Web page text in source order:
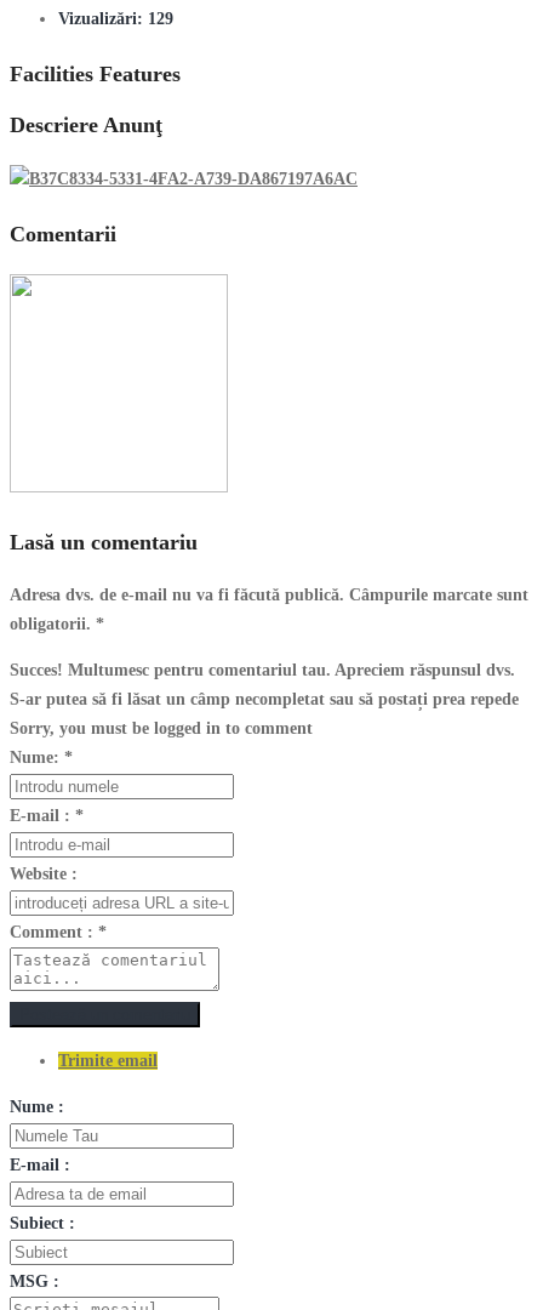
Vizualizări: 129
Facilities Features
Descriere Anunţ
Comentarii
Lasă un comentariu
Adresa dvs. de e-mail nu va fi făcută publică. Câmpurile marcate sunt
obligatorii. *
Succes! Multumesc pentru comentariul tau. Apreciem răspunsul dvs.
S-ar putea să fi lăsat un câmp necompletat sau să postați prea repede
Sorry, you must be logged in to comment
Nume: *
E-mail : *
Website :
Comment : *
Trimite email
Nume :
E-mail :
Subiect :
MSG :